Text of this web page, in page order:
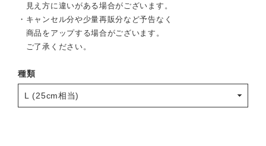
見え方に違いがある場合がございます。
・キャンセル分や少量再販分など予告なく
商品をアップする場合がございます。
ご了承ください。
種類